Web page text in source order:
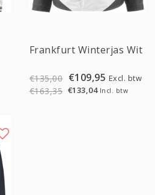
Frankfurt Winterjas Wit
€135,00 €109,95 Excl. btw
€163,35 €133,04 Incl. btw